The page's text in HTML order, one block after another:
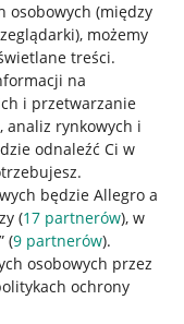
osobowych (między
, możemy
treści.
na
i przetwarzanie
analiz rynkowych i
odnaleźć Ci w
będzie Allegro a
(17 partnerów), w
(9 partnerów).
osobowych przez
ochrony